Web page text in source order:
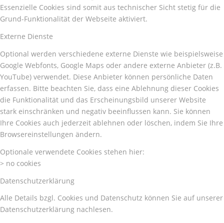
Essenzielle Cookies sind somit aus technischer Sicht stetig für die
Grund-Funktionalität der Webseite aktiviert.
Externe Dienste
Optional werden verschiedene externe Dienste wie beispielsweise
Google Webfonts, Google Maps oder andere externe Anbieter (z.B.
YouTube) verwendet. Diese Anbieter können persönliche Daten
erfassen. Bitte beachten Sie, dass eine Ablehnung dieser Cookies
die Funktionalität und das Erscheinungsbild unserer Website
stark einschränken und negativ beeinflussen kann. Sie können
Ihre Cookies auch jederzeit ablehnen oder löschen, indem Sie Ihre
Browsereinstellungen ändern.
Optionale verwendete Cookies stehen hier:
> no cookies
Datenschutzerklärung
Alle Details bzgl. Cookies und Datenschutz können Sie auf unserer
Datenschutzerklärung nachlesen.